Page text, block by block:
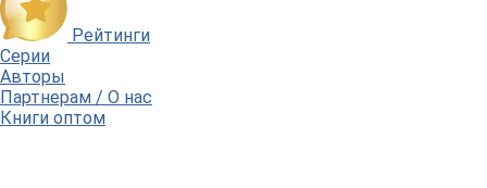
Рейтинги
Серии
Авторы
Партнерам / О нас
Книги оптом